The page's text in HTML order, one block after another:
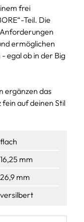
frei
Teil. Die
ermöglichen
egal ob in der Big
ergänzen das
auf deinen Stil
flach
16,25 mm
26,9 mm
versilbert